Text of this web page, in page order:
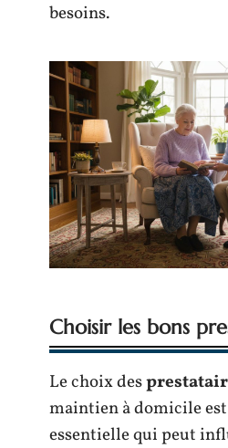
besoins.
Choisir les bons
Le choix des
maintien à domicile
essentielle qui peut